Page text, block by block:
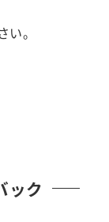
。
ック